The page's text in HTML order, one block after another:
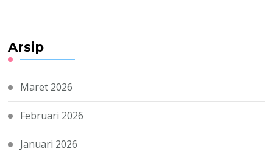
Arsip
Maret 2026
Februari 2026
Januari 2026